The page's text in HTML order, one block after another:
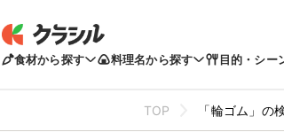
食材から探す 料理名から探す 目的・シー
TOP 「輪ゴム」の